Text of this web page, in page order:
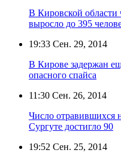
В Кировской области
выросло до 395
19:33 Сен. 29, 2014
В Кирове задержан
опасного спайса
11:30 Сен. 26, 2014
Число отравившихся
Сургуте достигло 90
19:52 Сен. 25, 2014